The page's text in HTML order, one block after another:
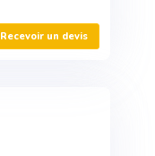
Recevoir un devis